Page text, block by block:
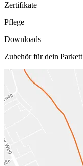
Zertifikate
Pflege
Downloads
Zubehör für dein Parkett